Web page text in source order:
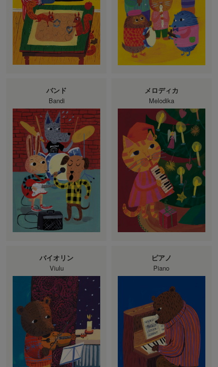
バンド
Bandi
メロディカ
Melodika
バイオリン
Viulu
ピアノ
Piano